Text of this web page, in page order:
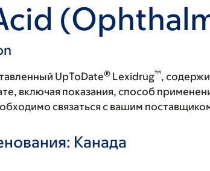
UpToDate® Lexidrug™,
включая показания, способ
связаться с вашим
Канада